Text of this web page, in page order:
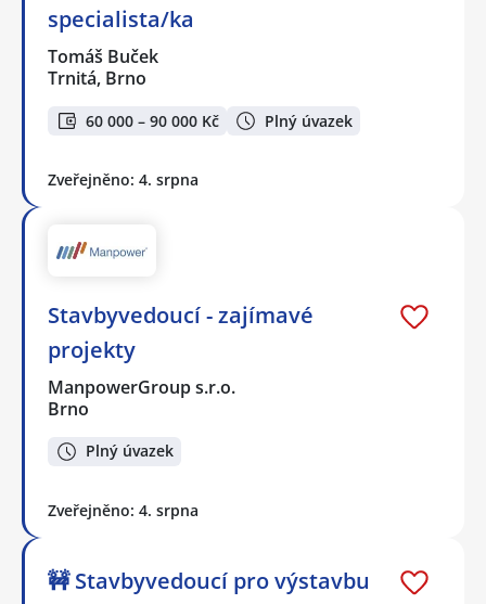
specialista/ka
Tomáš Buček
Trnitá, Brno
60 000 – 90 000 Kč Plný úvazek
Zveřejněno: 4. srpna
Stavbyvedoucí - zajímavé
projekty
ManpowerGroup s.r.o.
Brno
Plný úvazek
Zveřejněno: 4. srpna
🚧 Stavbyvedoucí pro výstavbu